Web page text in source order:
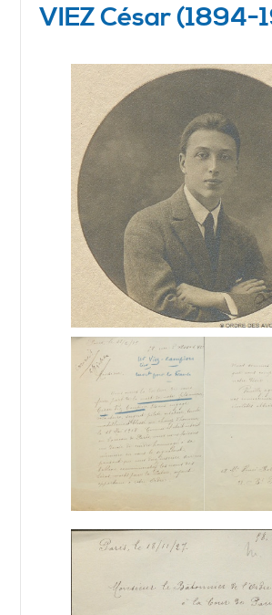
VIEZ César (1894-